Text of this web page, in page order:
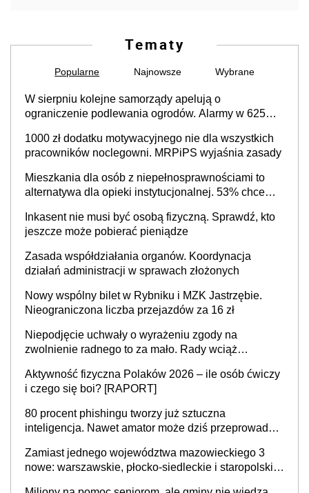
Tematy
Popularne Najnowsze Wybrane
W sierpniu kolejne samorządy apelują o
ograniczenie podlewania ogrodów. Alarmy w 625
cały kraj
1000 zł dodatku motywacyjnego nie dla wszystkich
pracowników noclegowni. MRPiPS wyjaśnia zasady
Mieszkania dla osób z niepełnosprawnościami to
alternatywa dla opieki instytucjonalnej. 53% chce
Inkasent nie musi być osobą fizyczną. Sprawdź, kto
jeszcze może pobierać pieniądze
Zasada współdziałania organów. Koordynacja
działań administracji w sprawach złożonych
Nowy wspólny bilet w Rybniku i MZK Jastrzębie.
Nieograniczona liczba przejazdów za 16 zł
Niepodjęcie uchwały o wyrażeniu zgody na
zwolnienie radnego to za mało. Rady wciąż
sprawy
Aktywność fizyczna Polaków 2026 – ile osób ćwiczy
i czego się boi? [RAPORT]
80 procent phishingu tworzy już sztuczna
inteligencja. Nawet amator może dziś przeprowadzić
Zamiast jednego województwa mazowieckiego 3
nowe: warszawskie, płocko-siedleckie i staropolskie.